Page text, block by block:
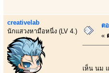
creativelab
นักแสวงหามือหนี่ง (LV 4.)
ต
«
เห็น นม